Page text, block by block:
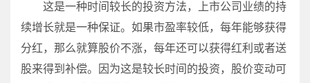
这是一种时间较长的投资方法，上市公司业绩的持
续增长就是一种保证。如果市盈率较低，每年能够获得
分红，那么就算股价不涨，每年还可以获得红利或者送
股来得到补偿。因为这是较长时间的投资，股价变动可